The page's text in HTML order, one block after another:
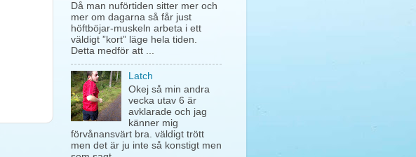
Då man nuförtiden sitter mer och
mer om dagarna så får just
höftböjar-muskeln arbeta i ett
väldigt ”kort” läge hela tiden.
Detta medför att ...
Latch
Okej så min andra
vecka utav 6 är
avklarade och jag
känner mig
förvånansvärt bra. väldigt trött
men det är ju inte så konstigt men